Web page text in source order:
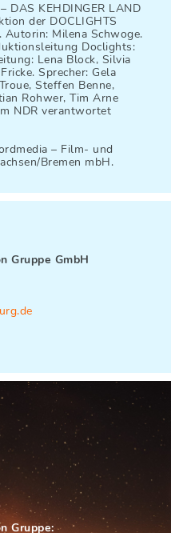
DAS KEHDINGER LAND
der DOCLIGHTS
Autorin: Milena Schwoge.
Doclights:
Lena Block, Silvia
Sprecher: Gela
Steffen Benne,
Rohwer, Tim Arne
NDR verantwortet
– Film- und
Bremen mbH.
Gruppe GmbH
Gruppe: